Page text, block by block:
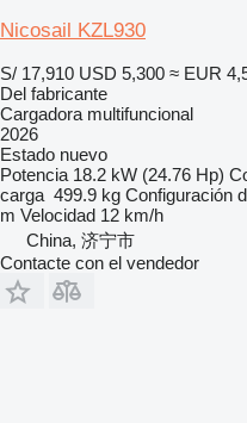
Nicosail KZL930
S/ 17,910 USD 5,300 ≈ EUR
Del fabricante
Cargadora multifuncional
2026
Estado nuevo
Potencia 18.2 kW (24.76 Hp)
carga 499.9 kg Configuración
m Velocidad 12 km/h
China, 济宁市
Contacte con el vendedor